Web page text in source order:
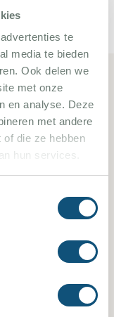
te
media te bieden
Ook delen we
met onze
en analyse. Deze
met andere
die ze hebben
hun services.